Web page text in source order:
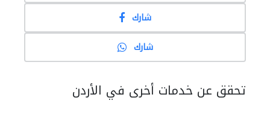
شارك
شارك
تحقق عن خدمات أخرى في الأردن